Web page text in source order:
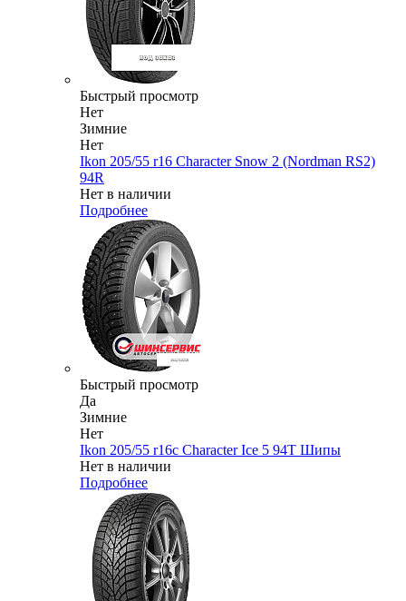
Быстрый просмотр
Нет
Зимние
Нет
Ikon 205/55 r16 Character Snow 2 (Nordman RS2)
94R
Нет в наличии
Подробнее
Быстрый просмотр
Да
Зимние
Нет
Ikon 205/55 r16c Character Ice 5 94T Шипы
Нет в наличии
Подробнее